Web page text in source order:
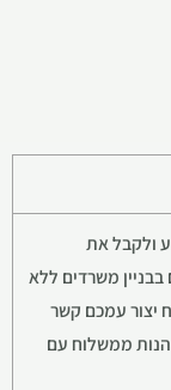
ולקבל את
משרדים ללא
יצור עמכם קשר
ממשלוח עם